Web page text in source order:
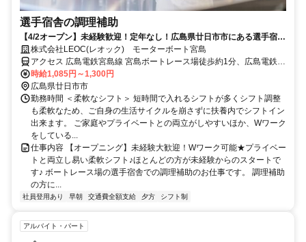
選手宿舎の調理補助
【4/2オープン】未経験歓迎！定年なし！広島県廿日市市にある選手宿舎
の食堂にて調理補助募集！
株式会社LEOC(レオック) モーターボート宮島
アクセス 広島電鉄宮島線 宮島ボートレース場徒歩約1分、広島電鉄宮
島線 広電宮島口徒歩約4分、ＪＲ山陽本線 宮島口（山陽本線）徒歩約
5分 JR宮島口駅から徒歩5分
時給1,085円～1,300円
広島県廿日市市
勤務時間 ＜柔軟なシフト＞ 短時間で入れるシフトが多くシフト調整
も柔軟なため、ご自身の生活サイクルを崩さずに扶養内でシフトイン
出来ます。 ご家庭やプライベートとの両立がしやすいほか、Wワーク
をしている...
仕事内容 【オープニング】未経験大歓迎！Wワーク可能★プライベー
トと両立し易い柔軟シフト♪ほとんどの方が未経験からのスタートで
す♪ ボートレース場の選手宿舎での調理補助のお仕事です。 調理補助
の方に...
社員登用あり 早朝 交通費全額支給 夕方 シフト制
アルバイト・パート